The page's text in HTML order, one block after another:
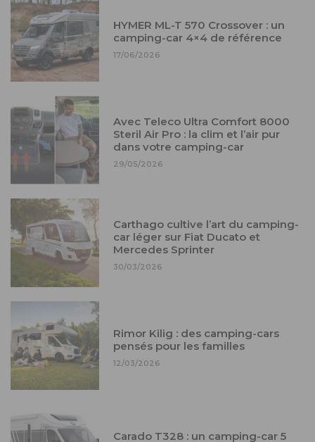
HYMER ML-T 570 Crossover : un
camping-car 4×4 de référence
17/06/2026
Avec Teleco Ultra Comfort 8000
Steril Air Pro : la clim et l’air pur
dans votre camping-car
29/05/2026
Carthago cultive l’art du camping-
car léger sur Fiat Ducato et
Mercedes Sprinter
30/03/2026
Rimor Kilig : des camping-cars
pensés pour les familles
12/03/2026
Carado T328 : un camping-car 5